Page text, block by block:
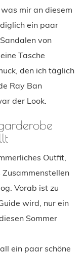
mir an diesem
ein paar
von
Tasche
den ich täglich
Ray Ban
der Look.
Outfit,
Vorab ist zu
wird, nur ein
Sommer
ein paar schöne